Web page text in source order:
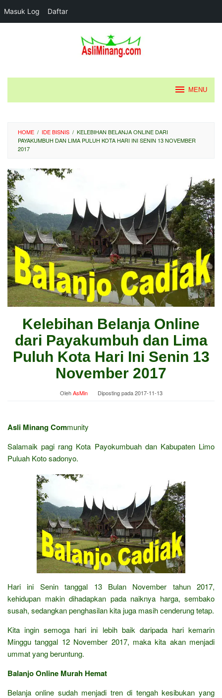
Masuk Log Daftar
MENU
HOME / IDE BISNIS / KELEBIHAN BELANJA ONLINE DARI
PAYAKUMBUH DAN LIMA PULUH KOTA HARI INI SENIN 13 NOVEMBER
2017
Kelebihan Belanja Online
dari Payakumbuh dan Lima
Puluh Kota Hari Ini Senin 13
November 2017
OlehAsMin Diposting pada2017-11-13
Asli Minang Community
Salamaik pagi rang Kota Payokumbuah dan Kabupaten Limo
Puluah Koto sadonyo.
Hari ini Senin tanggal 13 Bulan November tahun 2017,
kehidupan makin dihadapkan pada naiknya harga, sembako
susah, sedangkan penghasilan kita juga masih cenderung tetap.
Kita ingin semoga hari ini lebih baik daripada hari kemarin
Minggu tanggal 12 November 2017, maka kita akan menjadi
ummat yang beruntung.
Balanjo Online Murah Hemat
Belanja online sudah menjadi tren di tengah kesibukan yang